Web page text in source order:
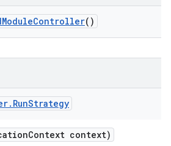
ModuleController()
. RunStrategy
Context context)